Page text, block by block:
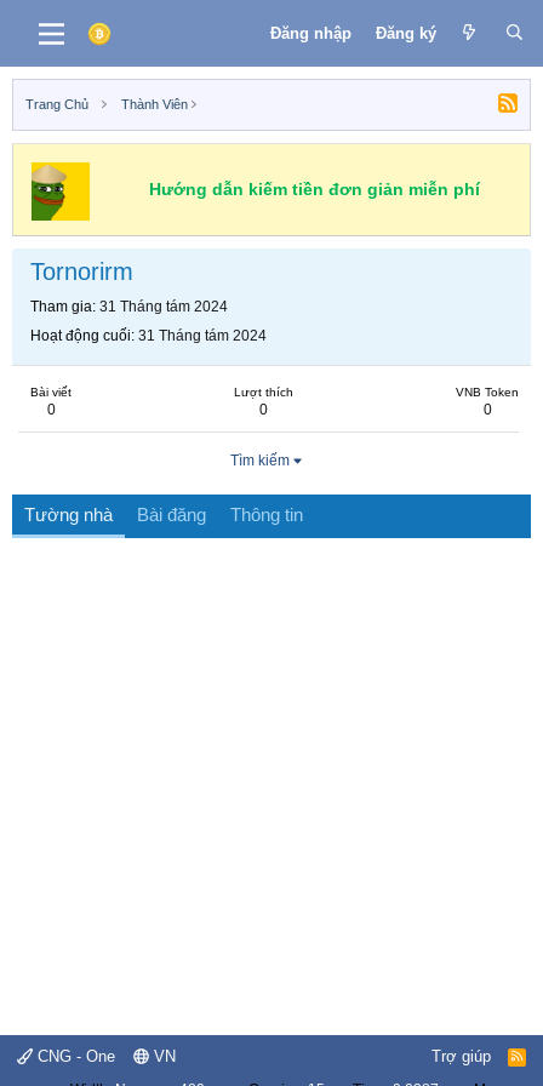
Đăng nhập Đăng ký
Trang Chủ Thành Viên
Hướng dẫn kiếm tiền đơn giản miễn phí
Tornorirm
Tham gia 31 Tháng tám 2024
Hoạt động cuối 31 Tháng tám 2024
Bài viết
0
Lượt thích
0
VNB Token
0
Tìm kiếm
Tường nhà Bài đăng Thông tin
CNG - One VN Trợ giúp
R